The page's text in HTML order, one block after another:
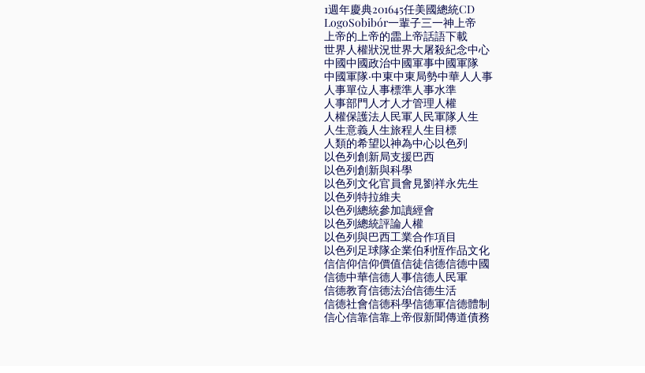
1週年慶典201645任美國總統CD
LogoSobibór一輩子三一神 上帝
上帝的 上帝的霝 上帝話語下載
世界人權狀況世界大屠殺紀念中心
中國中國政治中國軍事中國軍隊
中國軍隊·中東中東局勢中華人 人事
人事單位 人事標準人事水準
人事部門 人才人才管理 人權
人權保護法人民軍人民軍隊人生
人生意義人生旅程 人生目標
人類的希望以神為中心以色列
以色列創新局支援巴西
以色列創新與科學
以色列文化官員會見劉祥永先生
以色列特拉維夫
以色列總統參加讀經會
以色列總統評論人權
以色列與巴西工業合作項目
以色列足球隊企業伯利恆作品文化
信信仰信仰價值信徒信德信德中國
信德中華信德人事信德人民軍
信德教育信德法治信德生活
信德社會信德科學信德軍信德體制
信心信靠信靠上帝假新聞傳道債務